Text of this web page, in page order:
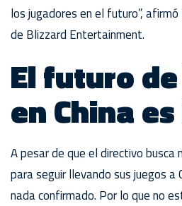
los jugadores en el futuro”,
de Blizzard Entertainment.
El futuro
en China
A pesar de que el directivo busca
para seguir llevando sus juegos a
nada confirmado. Por lo que no